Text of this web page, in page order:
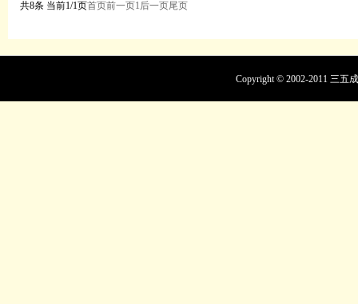
共8条 当前1/1页首页前一页1后一页尾页
Copyright © 2002-2011 三五